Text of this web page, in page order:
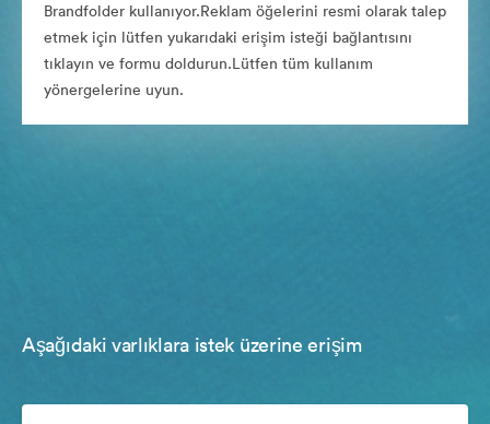
Brandfolder kullanıyor.Reklam öğelerini resmi olarak talep
etmek için lütfen yukarıdaki erişim isteği bağlantısını
tıklayın ve formu doldurun.Lütfen tüm kullanım
yönergelerine uyun.
Aşağıdaki varlıklara istek üzerine erişim